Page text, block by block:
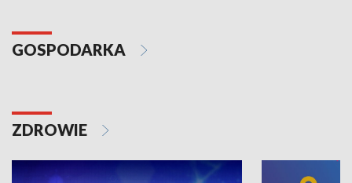
GOSPODARKA
ZDROWIE